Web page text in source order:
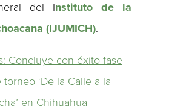
del Instituto de la
(IJUMICH).
Concluye con éxito fase
torneo ‘De la Calle a la
en Chihuahua